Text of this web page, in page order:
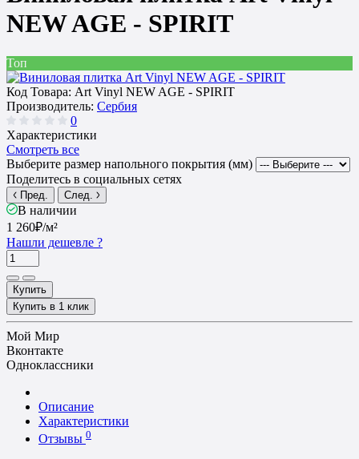
NEW AGE - SPIRIT
Топ
Код Товара: Art Vinyl NEW AGE - SPIRIT
Производитель: Сербия
0
Характеристики
Смотреть все
Выберите размер напольного покрытия (мм)
Поделитесь в социальных сетях
Пред. След.
В наличии
1 260₽/м²
Нашли дешевле ?
Купить
Купить в 1 клик
Мой Мир
Вконтакте
Одноклассники
Описание
Характеристики
Отзывы 0